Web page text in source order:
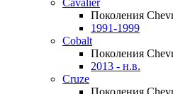
Cavalier
Поколения
1991-1999
Cobalt
Поколения
2013 - н.в.
Cruze
Поколения